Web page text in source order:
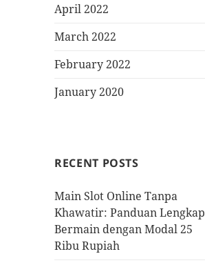
April 2022
March 2022
February 2022
January 2020
RECENT POSTS
Main Slot Online Tanpa
Khawatir: Panduan Lengkap
Bermain dengan Modal 25
Ribu Rupiah